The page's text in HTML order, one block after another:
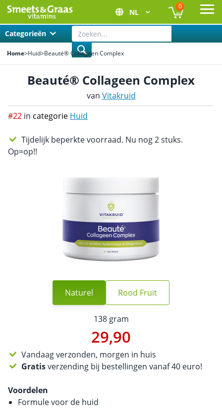
NL
0
Categorieën
Home>Huid>Beauté® Collageen Complex
Beauté® Collageen Complex
van Vitakruid
#22 in categorie Huid
Tijdelijk beperkte voorraad. Nu nog 2 stuks.
Op=op!!
Naturel Rood Fruit
138 gram
29,90
Vandaag verzonden, morgen in huis
Gratisverzending bij bestellingen vanaf 40 euro!
Voordelen
Formule voor de huid